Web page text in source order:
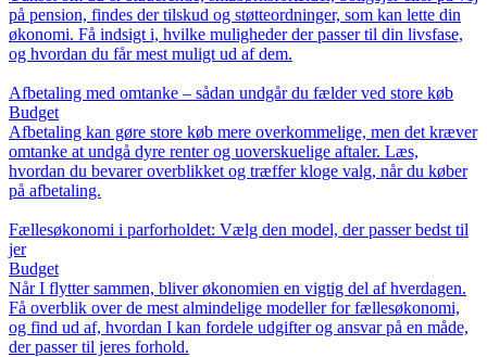
på pension, findes der tilskud og støtteordninger, som kan lette din
økonomi. Få indsigt i, hvilke muligheder der passer til din livsfase,
og hvordan du får mest muligt ud af dem.
Afbetaling med omtanke – sådan undgår du fælder ved store køb
Budget
Afbetaling kan gøre store køb mere overkommelige, men det kræver
omtanke at undgå dyre renter og uoverskuelige aftaler. Læs,
hvordan du bevarer overblikket og træffer kloge valg, når du køber
på afbetaling.
Fællesøkonomi i parforholdet: Vælg den model, der passer bedst til
jer
Budget
Når I flytter sammen, bliver økonomien en vigtig del af hverdagen.
Få overblik over de mest almindelige modeller for fællesøkonomi,
og find ud af, hvordan I kan fordele udgifter og ansvar på en måde,
der passer til jeres forhold.